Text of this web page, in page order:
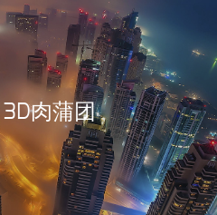
3D肉蒲团